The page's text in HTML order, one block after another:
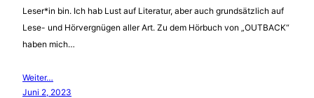
Leser*in bin. Ich hab Lust auf Literatur, aber auch grundsätzlich auf
Lese- und Hörvergnügen aller Art. Zu dem Hörbuch von „OUTBACK“
haben mich…
Weiter…
Juni 2, 2023